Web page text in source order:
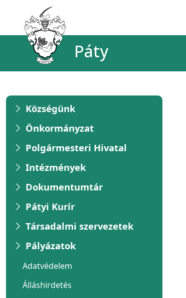
Páty
Községünk
Önkormányzat
Polgármesteri Hivatal
Intézmények
Dokumentumtár
Pátyi Kurír
Társadalmi szervezetek
Pályázatok
Adatvédelem
Álláshirdetés